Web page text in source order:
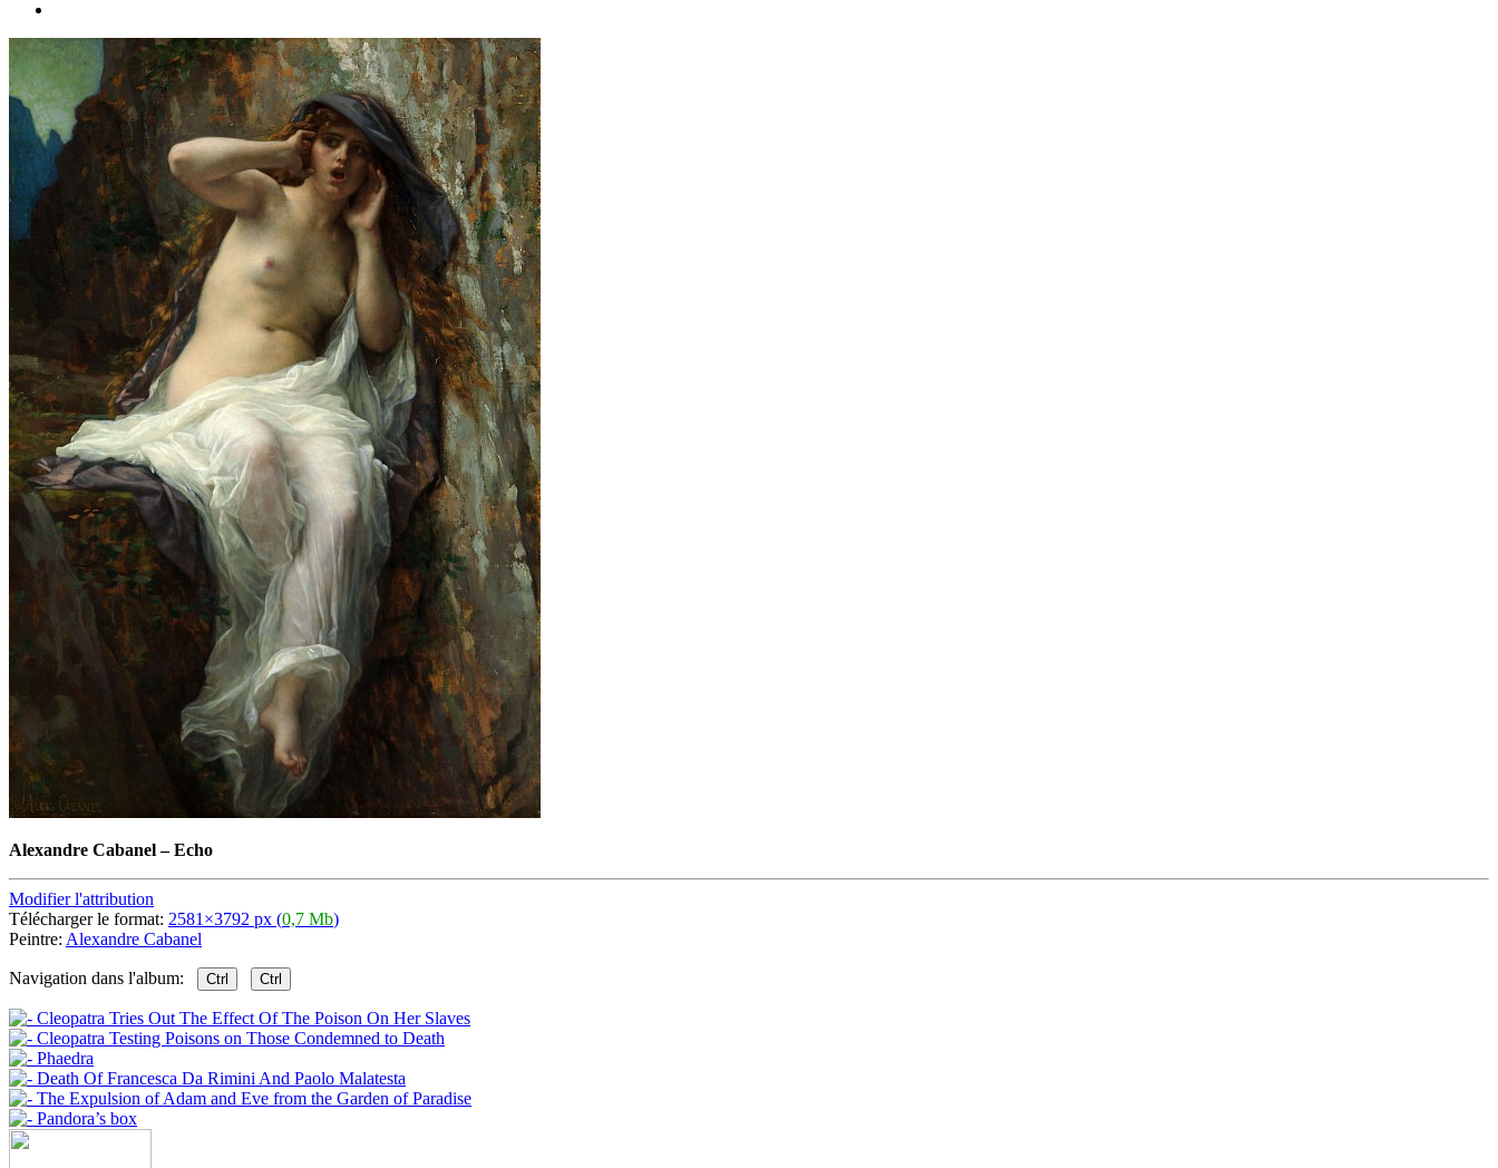
Alexandre Cabanel–Echo
Modifier l'attribution
Télécharger le format: 2581×3792 px (0,7 Mb)
Peintre: Alexandre Cabanel
Navigation dans l'album: Ctrl Ctrl